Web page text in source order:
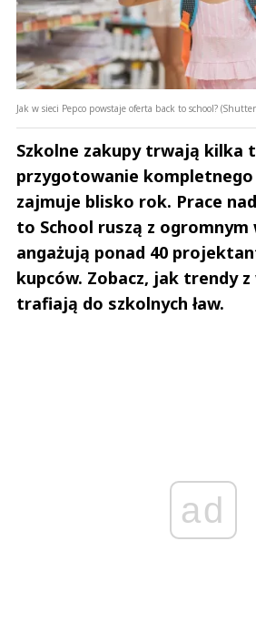
Jak w sieci Pepco powstaje oferta back to school?
Szkolne zakupy trwają kilka
przygotowanie
zajmuje blisko rok. Prace
to School ruszą z ogromnym
angażują ponad 40
kupców. Zobacz, jak trendy
trafiają do szkolnych ław.
ad